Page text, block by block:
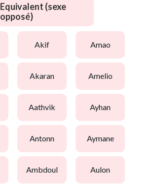
Equivalent (sexe
opposé)
akif amao
akaran amelio
aathvik ayhan
antonn aymane
ambdoul aulon